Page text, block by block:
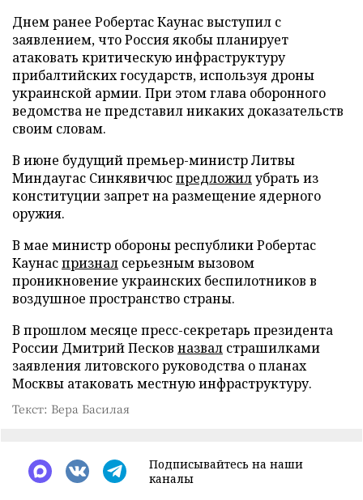
Днем ранее Робертас Каунас выступил с
заявлением, что Россия якобы планирует
атаковать критическую инфраструктуру
прибалтийских государств, используя дроны
украинской армии. При этом глава оборонного
ведомства не представил никаких доказательств
своим словам.
В июне будущий премьер-министр Литвы
Миндаугас Синкявичюспредложилубрать из
конституции запрет на размещение ядерного
оружия.
В мае министр обороны республики Робертас
Каунаспризнал серьезным вызовом
проникновение украинских беспилотников в
воздушное пространство страны.
В прошлом месяце пресс-секретарь президента
России Дмитрий Песков назвал страшилками
заявления литовского руководства о планах
Москвы атаковать местную инфраструктуру.
Текст: Вера Басилая
Подписывайтесь на наши
каналы